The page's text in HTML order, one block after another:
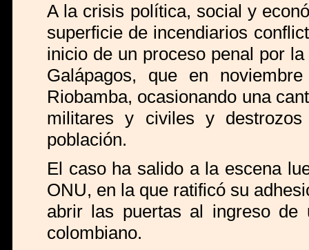
A la crisis política, social y
superficie de incendiarios
inicio de un proceso penal por
Galápagos, que en
Riobamba, ocasionando una
militares y civiles y
población.
El caso ha salido a la escena
ONU, en la que ratificó su
abrir las puertas al ingreso de
colombiano.